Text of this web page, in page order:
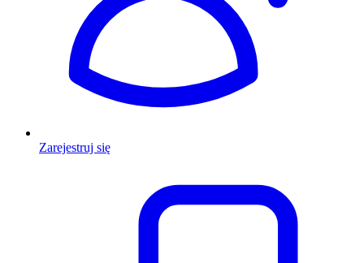
Zarejestruj się